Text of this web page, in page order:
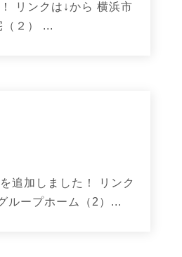
リンクは↓から 横浜市
（２） ...
追加しました！ リンク
ループホーム（2）...